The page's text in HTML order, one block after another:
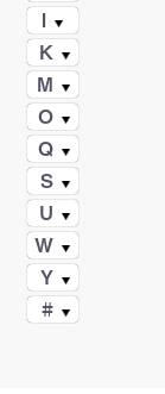
K
M
O
Q
S
U
W
Y
#